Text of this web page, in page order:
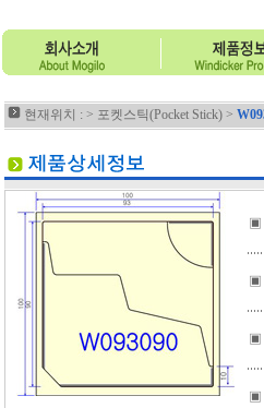
현재위치 : > 포켓스틱(Pocket Stick)>
▣
▣
▣
▣